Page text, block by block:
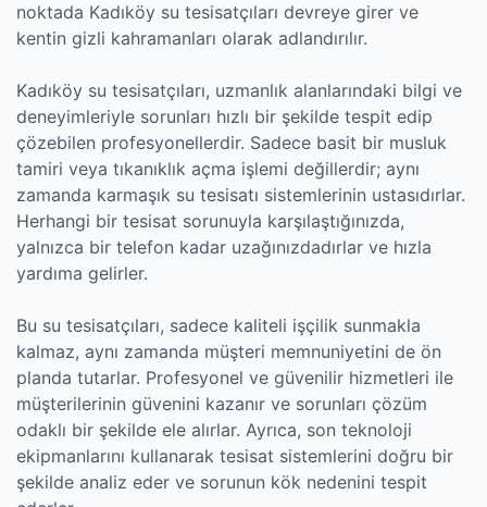
noktada Kadıköy su tesisatçıları devreye girer ve
kentin gizli kahramanları olarak adlandırılır.
Kadıköy su tesisatçıları, uzmanlık alanlarındaki bilgi ve
deneyimleriyle sorunları hızlı bir şekilde tespit edip
çözebilen profesyonellerdir. Sadece basit bir musluk
tamiri veya tıkanıklık açma işlemi değillerdir; aynı
zamanda karmaşık su tesisatı sistemlerinin ustasıdırlar.
Herhangi bir tesisat sorunuyla karşılaştığınızda,
yalnızca bir telefon kadar uzağınızdadırlar ve hızla
yardıma gelirler.
Bu su tesisatçıları, sadece kaliteli işçilik sunmakla
kalmaz, aynı zamanda müşteri memnuniyetini de ön
planda tutarlar. Profesyonel ve güvenilir hizmetleri ile
müşterilerinin güvenini kazanır ve sorunları çözüm
odaklı bir şekilde ele alırlar. Ayrıca, son teknoloji
ekipmanlarını kullanarak tesisat sistemlerini doğru bir
şekilde analiz eder ve sorunun kök nedenini tespit